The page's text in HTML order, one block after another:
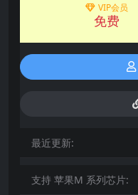
VIP会员
免费
最近更新:
支持 苹果M 系列芯片: